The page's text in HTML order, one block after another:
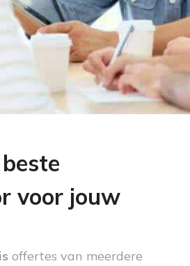
voor jouw
offertes van meerdere